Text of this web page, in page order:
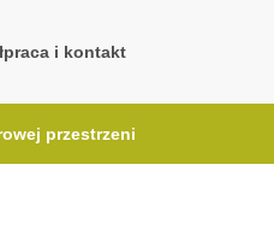
i kontakt
przestrzeni